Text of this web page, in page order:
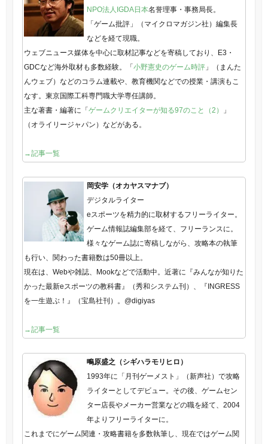
NPO法人IGDA日本名誉理事・事務局長。
「ゲーム批評」（マイクロマガジン社）編集長
などを経て現職。
ウェブニュース媒体を中心に取材記事などを寄稿しており、E3・
GDCなど海外取材も多数経験。「小野憲史のゲーム時評」（まんた
んウェブ）などのコラム連載や、教育機関などでの授業・講演もこ
なす。東京国際工科専門職大学専任講師。
主な著書・編著に「ゲームクリエイターが知る97のこと（2）
」
（オライリージャパン）などがある。
→記事一覧
岡安学（オカヤスマナブ）
デジタルライター
eスポーツを精力的に取材するフリーライター。
ゲーム情報誌編集部を経て、フリーランスに。
様々なゲーム誌に寄稿しながら、攻略本の執筆
も行い、関わった書籍数は50冊以上。
現在は、Webや雑誌、Mookなどで活動中。近著に『みんなが知りた
かった最新eスポーツの教科書』（秀和システム刊）、『INGRESS
を一生遊ぶ！』（宝島社刊）。@digiyas
→記事一覧
鴫原盛之（シギハラモリヒロ）
1993年に「月刊ゲーメスト」（新声社）で攻略
ライターとしてデビュー。その後、ゲームセン
ター店長やメーカー営業などの職を経て、2004
年よりフリーライターに。
これまでにゲーム関連・攻略書籍を多数執筆し、現在ではゲーム関